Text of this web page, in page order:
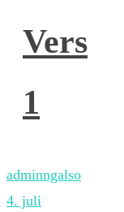
Vers
1
adminngalso
4. juli